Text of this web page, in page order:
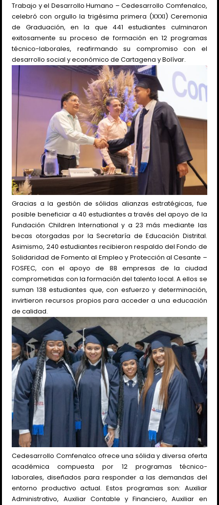
Trabajo y el Desarrollo Humano – Cedesarrollo Comfenalco,
celebró con orgullo la trigésima primera (XXXI) Ceremonia
de Graduación, en la que 441 estudiantes culminaron
exitosamente su proceso de formación en 12 programas
técnico-laborales, reafirmando su compromiso con el
desarrollo social y económico de Cartagena y Bolívar.
Gracias a la gestión de sólidas alianzas estratégicas, fue
posible beneficiar a 40 estudiantes a través del apoyo de la
Fundación Children International y a 23 más mediante las
becas otorgadas por la Secretaría de Educación Distrital.
Asimismo, 240 estudiantes recibieron respaldo del Fondo de
Solidaridad de Fomento al Empleo y Protección al Cesante –
FOSFEC, con el apoyo de 88 empresas de la ciudad
comprometidas con la formación del talento local. A ellos se
suman 138 estudiantes que, con esfuerzo y determinación,
invirtieron recursos propios para acceder a una educación
de calidad.
Cedesarrollo Comfenalco ofrece una sólida y diversa oferta
académica compuesta por 12 programas técnico-
laborales, diseñados para responder a las demandas del
entorno productivo actual. Estos programas son: Auxiliar
Administrativo, Auxiliar Contable y Financiero, Auxiliar en